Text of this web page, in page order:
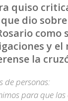
quiso
dio
como
y
la
de personas:
para que las